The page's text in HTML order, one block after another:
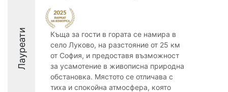
Лауреати
Къща за гости в гората се намира в
село Луково, на разстояние от 25 км
от София, и предоставя възможност
за усамотение в живописна природна
обстановка. Мястото се отличава с
тиха и спокойна атмосфера, която